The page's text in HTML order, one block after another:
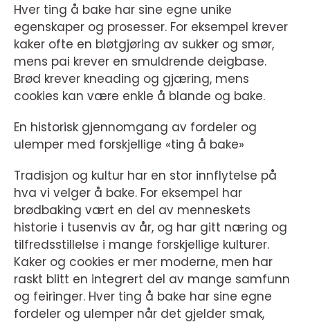
Hver ting å bake har sine egne unike
egenskaper og prosesser. For eksempel krever
kaker ofte en bløtgjøring av sukker og smør,
mens pai krever en smuldrende deigbase.
Brød krever kneading og gjæring, mens
cookies kan være enkle å blande og bake.
En historisk gjennomgang av fordeler og
ulemper med forskjellige «ting å bake»
Tradisjon og kultur har en stor innflytelse på
hva vi velger å bake. For eksempel har
brødbaking vært en del av menneskets
historie i tusenvis av år, og har gitt næring og
tilfredsstillelse i mange forskjellige kulturer.
Kaker og cookies er mer moderne, men har
raskt blitt en integrert del av mange samfunn
og feiringer. Hver ting å bake har sine egne
fordeler og ulemper når det gjelder smak,